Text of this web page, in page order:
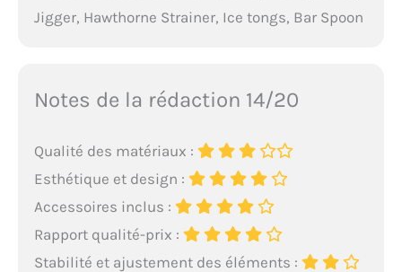
Jigger, Hawthorne Strainer, Ice tongs, Bar Spoon
Notes de la rédaction 14/20
Qualité des matériaux :
Esthétique et design :
Accessoires inclus :
Rapport qualité-prix :
Stabilité et ajustement des éléments :